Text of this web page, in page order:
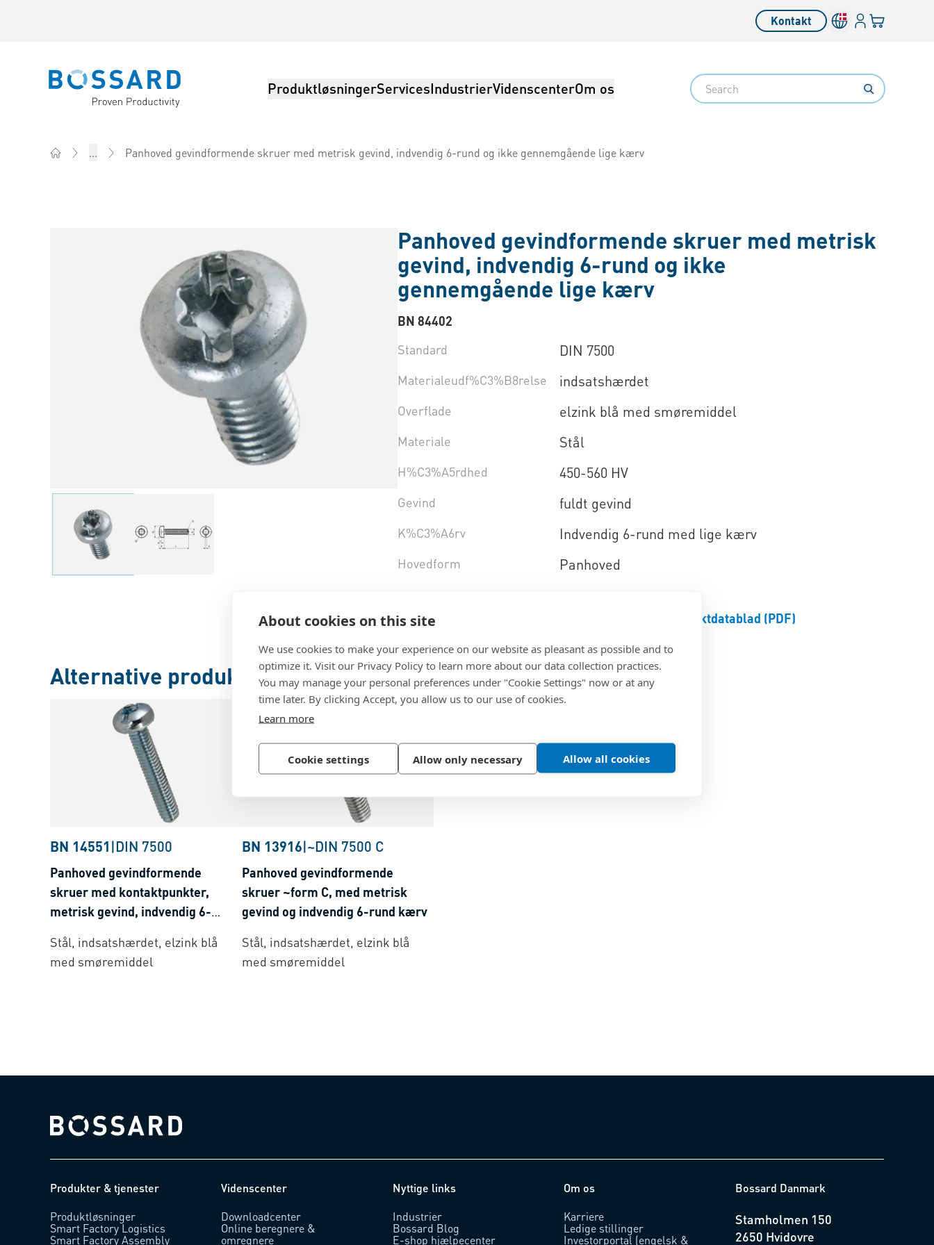
About cookies on this site
We use cookies to make your experience on our website as pleasant as possible and to
optimize it. Visit our Privacy Policy to learn more about our data collection practices.
You may manage your personal preferences under "Cookie Settings" now or at any
time later. By clicking Accept, you allow us to our use of cookies.
Learn more
Cookie settings Allow only necessary Allow all cookies
Kontakt Log på​Din kurv
Bossard homepage ProduktløsningerServicesIndustrierVidenscenterOm os Search
... Panhoved gevindformende skruer med metrisk gevind, indvendig 6-rund og ikke gennemgående lige kærv
Panhoved gevindformende skruer med metrisk
gevind, indvendig 6-rund og ikke
gennemgående lige kærv
BN 84402
Standard
DIN 7500
Materialeudf%C3%B8relse indsatshærdet
Overflade elzink blå med smøremiddel
Materiale Stål
H%C3%A5rdhed 450-560 HV
Gevind fuldt gevind
K%C3%A6rv Indvendig 6-rund med lige kærv
Hovedform Panhoved
Produktdatablad (PDF)
Alternative produkter
BN 14551|DIN 7500
Panhoved gevindformende
skruer med kontaktpunkter,
metrisk gevind, indvendig 6-
Stål, indsatshærdet, elzink blå
med smøremiddel
BN 13916|~DIN 7500 C
Panhoved gevindformende
skruer ~form C, med metrisk
gevind og indvendig 6-rund kærv
Stål, indsatshærdet, elzink blå
med smøremiddel
Bossard homepage
Produkter & tjenester
Produktløsninger
Smart Factory Logistics
Smart Factory Assembly
Videnscenter
Downloadcenter
Online beregnere &
omregnere
Nyttige links
Industrier
Bossard Blog
E-shop hjælpecenter
Om os
Karriere
Ledige stillinger
Investorportal (engelsk &
Bossard Danmark
Stamholmen 150
2650 Hvidovre